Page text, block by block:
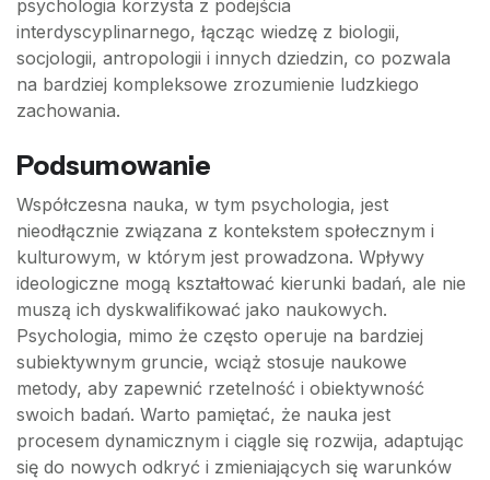
psychologia korzysta z podejścia
interdyscyplinarnego, łącząc wiedzę z biologii,
socjologii, antropologii i innych dziedzin, co pozwala
na bardziej kompleksowe zrozumienie ludzkiego
zachowania.
Podsumowanie
Współczesna nauka, w tym psychologia, jest
nieodłącznie związana z kontekstem społecznym i
kulturowym, w którym jest prowadzona. Wpływy
ideologiczne mogą kształtować kierunki badań, ale nie
muszą ich dyskwalifikować jako naukowych.
Psychologia, mimo że często operuje na bardziej
subiektywnym gruncie, wciąż stosuje naukowe
metody, aby zapewnić rzetelność i obiektywność
swoich badań. Warto pamiętać, że nauka jest
procesem dynamicznym i ciągle się rozwija, adaptując
się do nowych odkryć i zmieniających się warunków